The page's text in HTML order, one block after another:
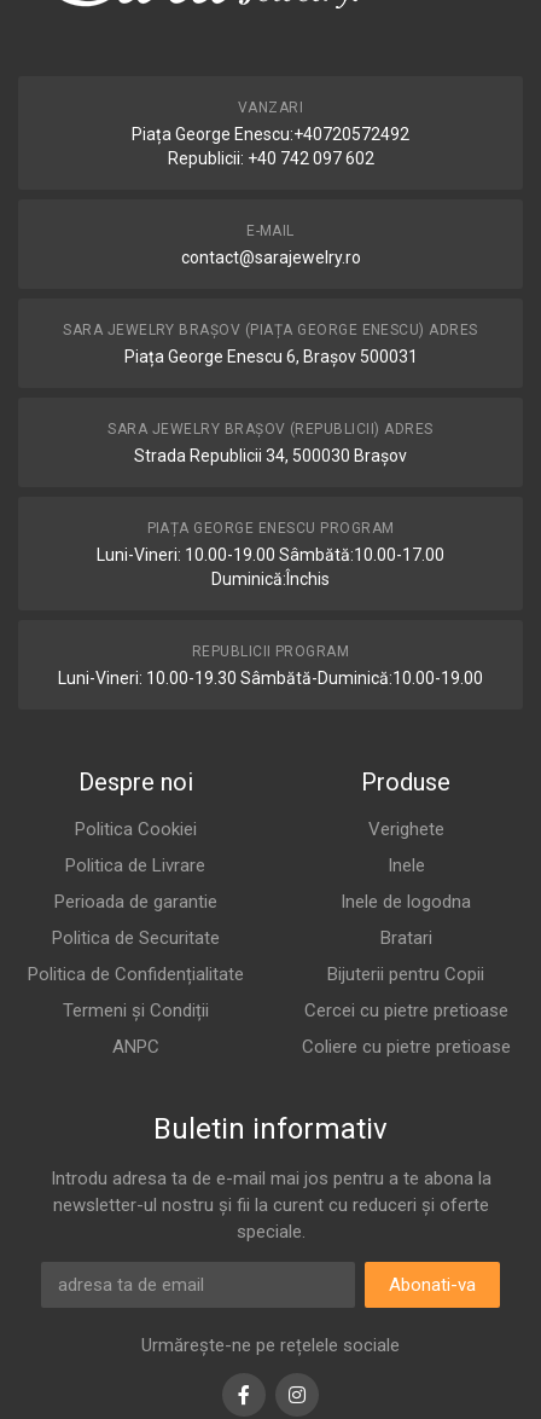
VANZARI
Piața George Enescu:+40720572492
Republicii: +40 742 097 602
E-MAIL
contact@sarajewelry.ro
SARA JEWELRY BRAȘOV (PIAȚA GEORGE ENESCU) ADRES
Piața George Enescu 6, Brașov 500031
SARA JEWELRY BRAȘOV (REPUBLICII) ADRES
Strada Republicii 34, 500030 Brașov
PIAȚA GEORGE ENESCU PROGRAM
Luni-Vineri: 10.00-19.00 Sâmbătă:10.00-17.00
Duminică:Închis
REPUBLICII PROGRAM
Luni-Vineri: 10.00-19.30 Sâmbătă-Duminică:10.00-19.00
Despre noi
Politica Cookiei
Politica de Livrare
Perioada de garantie
Politica de Securitate
Politica de Confidențialitate
Termeni și Condiții
ANPC
Produse
Verighete
Inele
Inele de logodna
Bratari
Bijuterii pentru Copii
Cercei cu pietre pretioase
Coliere cu pietre pretioase
Buletin informativ
Introdu adresa ta de e-mail mai jos pentru a te abona la
newsletter-ul nostru și fii la curent cu reduceri și oferte
speciale.
Abonati-va
Urmărește-ne pe rețelele sociale
FacebookInstagram